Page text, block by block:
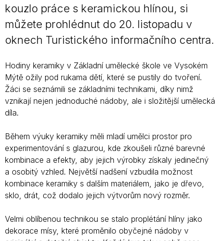
kouzlo práce s keramickou hlínou, si
můžete prohlédnut do 20. listopadu v
oknech Turistického informačního centra.
Hodiny keramiky v Základní umělecké škole ve Vysokém
Mýtě ožily pod rukama dětí, které se pustily do tvoření.
Žáci se seznámili se základními technikami, díky nimž
vznikají nejen jednoduché nádoby, ale i složitější umělecká
díla.
Během výuky keramiky měli mladí umělci prostor pro
experimentování s glazurou, kde zkoušeli různé barevné
kombinace a efekty, aby jejich výrobky získaly jedinečný
a osobitý vzhled. Největší nadšení vzbudila možnost
kombinace keramiky s dalším materiálem, jako je dřevo,
sklo, drát, což dodalo jejich výtvorům nový rozměr.
Velmi oblíbenou technikou se stalo proplétání hlíny jako
dekorace mísy, které proměnilo obyčejné nádoby v